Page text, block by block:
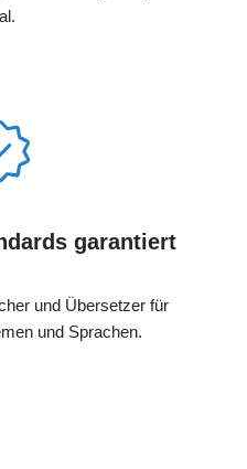
garantiert
und Übersetzer für
und Sprachen.